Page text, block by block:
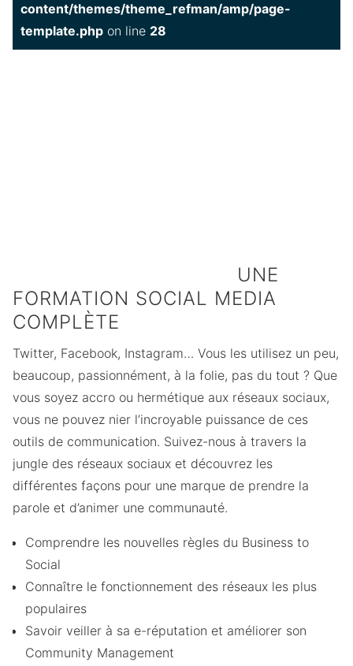
content/themes/theme_refman/amp/page-
template.php on line 28
UNE
FORMATION SOCIAL MEDIA
COMPLÈTE
Twitter, Facebook, Instagram… Vous les utilisez un peu,
beaucoup, passionnément, à la folie, pas du tout ? Que
vous soyez accro ou hermétique aux réseaux sociaux,
vous ne pouvez nier l’incroyable puissance de ces
outils de communication. Suivez-nous à travers la
jungle des réseaux sociaux et découvrez les
différentes façons pour une marque de prendre la
parole et d’animer une communauté.
Comprendre les nouvelles règles du Business to
Social
Connaître le fonctionnement des réseaux les plus
populaires
Savoir veiller à sa e-réputation et améliorer son
Community Management